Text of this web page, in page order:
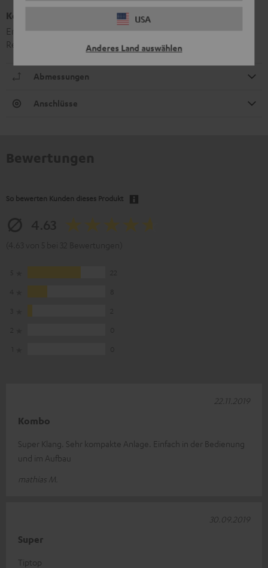
USA
Anderes Land auswählen
Kombo 42 Bluetooth Dongle
Ermöglicht Bluetooth-Streamen über den Kombo 42
Receiver
Abmessungen
Anschlüsse
So bewerten Kunden dieses Produkt
Kombo
Super Klang. Sehr kompakte Anlage. Einfach in der Bedienung
und im Aufbau
mathias M.
22.11.2019
Super
Tiptop
30.09.2019